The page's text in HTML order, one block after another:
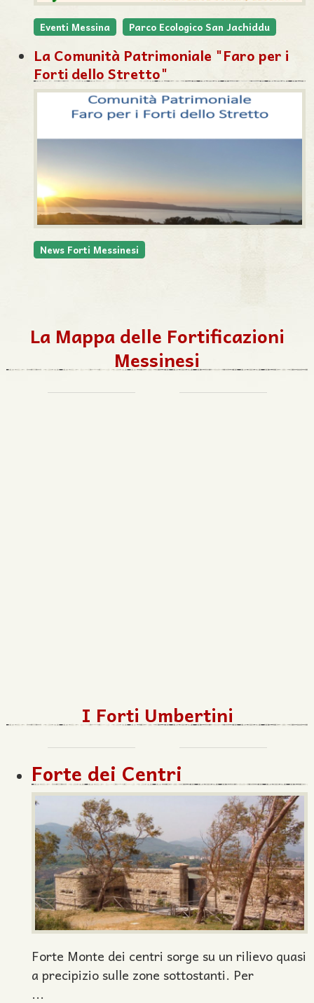
Eventi Messina Parco Ecologico San Jachiddu
La Comunità Patrimoniale "Faro per i
Forti dello Stretto"
News Forti Messinesi
La Mappa delle Fortificazioni
Messinesi
I Forti Umbertini
Forte dei Centri
Forte Monte dei centri sorge su un rilievo quasi
a precipizio sulle zone sottostanti. Per
...